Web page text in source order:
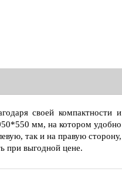
своей компактности и
мм, на котором удобно
так и на правую сторону,
при выгодной цене.